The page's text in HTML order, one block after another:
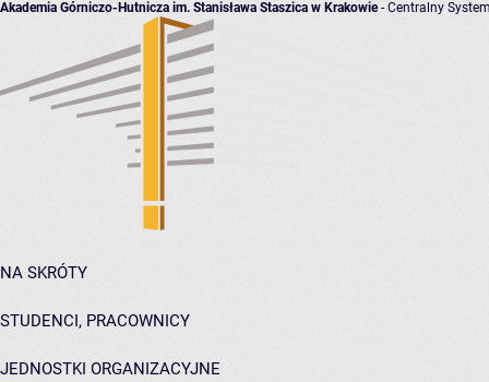
Akademia Górniczo-Hutnicza im. Stanisława Staszica w Krakowie- Centralny
NA SKRÓTY
STUDENCI, PRACOWNICY
JEDNOSTKI ORGANIZACYJNE